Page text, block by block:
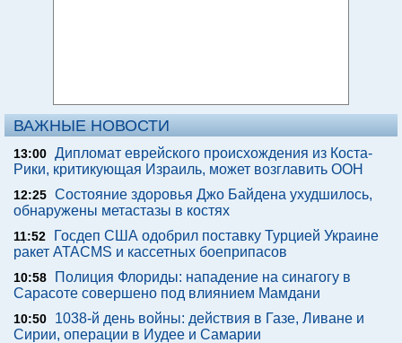
ВАЖНЫЕ НОВОСТИ
13:00 Дипломат еврейского происхождения из Коста-
Рики, критикующая Израиль, может возглавить ООН
12:25 Состояние здоровья Джо Байдена ухудшилось,
обнаружены метастазы в костях
11:52
Госдеп США одобрил поставку Турцией Украине
ракет ATACMS и кассетных боеприпасов
10:58
Полиция Флориды: нападение на синагогу в
Сарасоте совершено под влиянием Мамдани
10:50
1038-й день войны: действия в Газе, Ливане и
Сирии, операции в Иудее и Самарии